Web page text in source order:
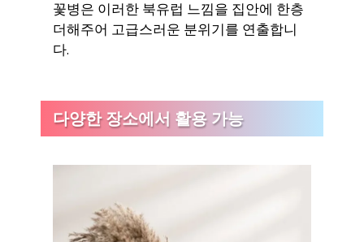
꽃병은 이러한 북유럽 느낌을 집안에 한층
더해주어 고급스러운 분위기를 연출합니
다.
다양한 장소에서 활용 가능